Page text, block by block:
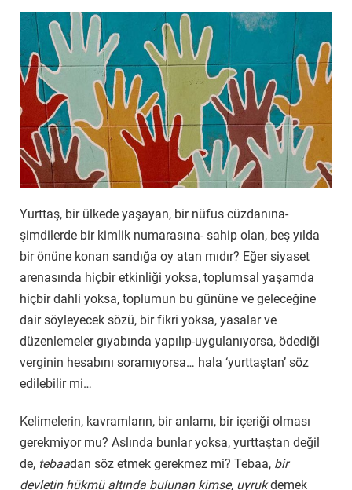
Yurttaş, bir ülkede yaşayan, bir nüfus cüzdanına-
şimdilerde bir kimlik numarasına- sahip olan, beş yılda
bir önüne konan sandığa oy atan mıdır? Eğer siyaset
arenasında hiçbir etkinliği yoksa, toplumsal yaşamda
hiçbir dahli yoksa, toplumun bu gününe ve geleceğine
dair söyleyecek sözü, bir fikri yoksa, yasalar ve
düzenlemeler gıyabında yapılıp-uygulanıyorsa, ödediği
verginin hesabını soramıyorsa… hala ‘yurttaştan’ söz
edilebilir mi…
Kelimelerin, kavramların, bir anlamı, bir içeriği olması
gerekmiyor mu? Aslında bunlar yoksa, yurttaştan değil
de, tebaadan söz etmek gerekmez mi? Tebaa, bir
devletin hükmü altında bulunan kimse, uyrukdemek